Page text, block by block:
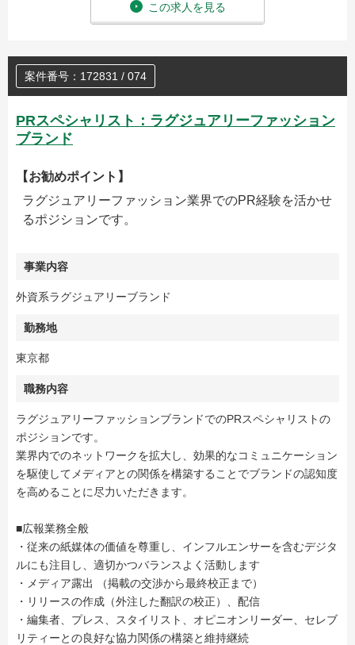
この求人を見る
案件番号：172831 / 074
PRスペシャリスト：ラグジュアリーファッション
ブランド
【お勧めポイント】
ラグジュアリーファッション業界でのPR経験を活かせ
るポジションです。
事業内容
外資系ラグジュアリーブランド
勤務地
東京都
職務内容
ラグジュアリーファッションブランドでのPRスペシャリストの
ポジションです。
業界内でのネットワークを拡大し、効果的なコミュニケーション
を駆使してメディアとの関係を構築することでブランドの認知度
を高めることに尽力いただきます。
■広報業務全般
・従来の紙媒体の価値を尊重し、インフルエンサーを含むデジタ
ルにも注目し、適切かつバランスよく活動します
・メディア露出 （掲載の交渉から最終校正まで）
・リリースの作成（外注した翻訳の校正）、配信
・編集者、プレス、スタイリスト、オピニオンリーダー、セレブ
リティーとの良好な協力関係の構築と維持継続